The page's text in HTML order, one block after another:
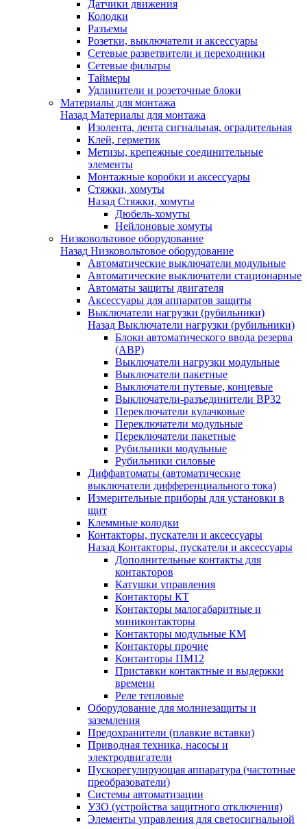
Датчики движения
Колодки
Разъемы
Розетки, выключатели и аксессуары
Сетевые разветвители и переходники
Сетевые фильтры
Таймеры
Удлинители и розеточные блоки
Материалы для монтажа
Назад Материалы для монтажа
Изолента, лента сигнальная, оградительная
Клей, герметик
Метизы, крепежные соединительные
элементы
Монтажные коробки и аксессуары
Стяжки, хомуты
Назад Стяжки, хомуты
Дюбель-хомуты
Нейлоновые хомуты
Низковольтовое оборудование
Назад Низковольтовое оборудование
Автоматические выключатели модульные
Автоматические выключатели стационарные
Автоматы защиты двигателя
Аксессуары для аппаратов защиты
Выключатели нагрузки (рубильники)
Назад Выключатели нагрузки (рубильники)
Блоки автоматического ввода резерва
(АВР)
Выключатели нагрузки модульные
Выключатели пакетные
Выключатели путевые, концевые
Выключатели-разъединители ВР32
Переключатели кулачковые
Переключатели модульные
Переключатели пакетные
Рубильники модульные
Рубильники силовые
Диффавтоматы (автоматические
выключатели дифференциального тока)
Измерительные приборы для установки в
щит
Клеммные колодки
Контакторы, пускатели и аксессуары
Назад Контакторы, пускатели и аксессуары
Дополнительные контакты для
контакторов
Катушки управления
Контакторы КТ
Контакторы малогабаритные и
миниконтакторы
Контакторы модульные КМ
Контакторы прочие
Контанторы ПМ12
Приставки контактные и выдержки
времени
Реле тепловые
Оборудование для молниезащиты и
заземления
Предохранители (плавкие вставки)
Приводная техника, насосы и
электродвигатели
Пускорегулирующая аппаратура (частотные
преобразователи)
Системы автоматизации
УЗО (устройства защитного отключения)
Элементы управления для светосигнальной